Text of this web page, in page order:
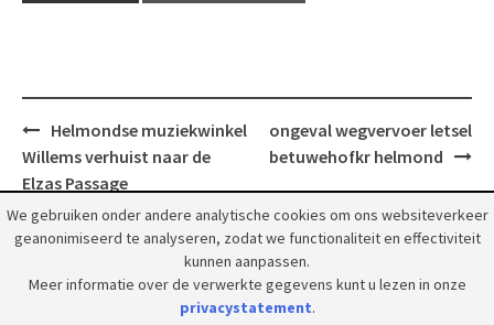
Post
navigation
Helmondse muziekwinkel
Willems verhuist naar de
Elzas Passage
ongeval wegvervoer letsel
betuwehofkr helmond
© 2018 Grootpeelland. Alle rechten voorbehouden.
We gebruiken onder andere analytische cookies om ons websiteverkeer
geanonimiseerd te analyseren, zodat we functionaliteit en effectiviteit
kunnen aanpassen.
Meer informatie over de verwerkte gegevens kunt u lezen in onze
privacystatement.